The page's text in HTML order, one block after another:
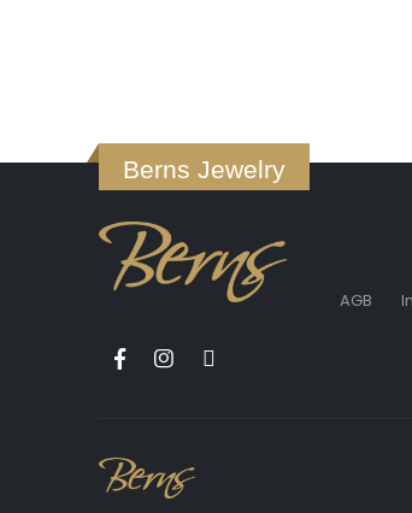
Berns Jewelry
AGB